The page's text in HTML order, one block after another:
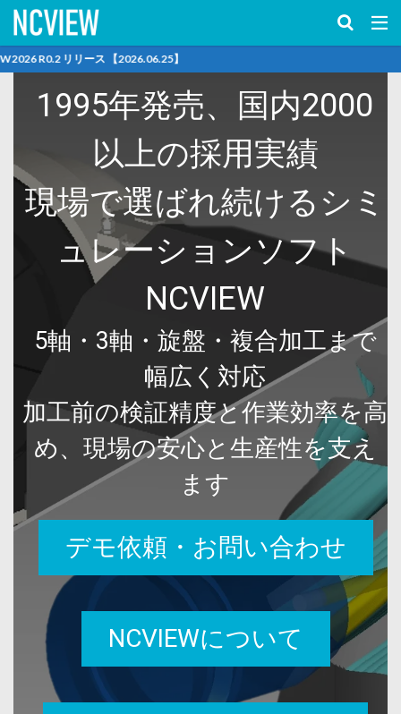
【2026.06.25】
1995年発売、国内2000
以上の採用実績
現場で選ばれ続けるシミ
ュレーションソフト
NCVIEW
5軸・3軸・旋盤・複合加工まで
幅広く対応
加工前の検証精度と作業効率を高
め、現場の安心と生産性を支え
ます
デモ依頼・お問い合わせ
NCVIEWについて
キーワード
カテゴリー
検索